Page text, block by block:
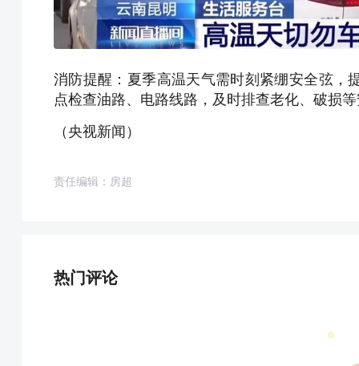
消防提醒：夏季高温天气需时刻紧绷安全弦，
点检查油路、电路线路，及时排查老化、破损
（央视新闻）
责任编辑：房超
热门评论